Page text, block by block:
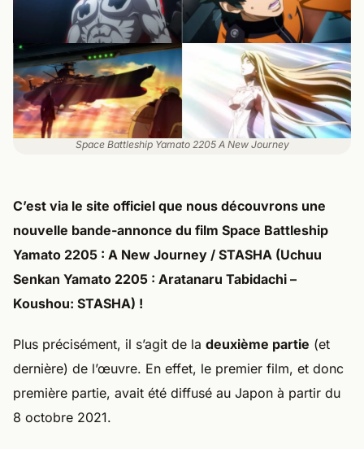
Space Battleship Yamato 2205 A New Journey
C’est via le site officiel que nous découvrons une
nouvelle bande-annonce du film Space Battleship
Yamato 2205 : A New Journey / STASHA (Uchuu
Senkan Yamato 2205 : Aratanaru Tabidachi –
Koushou: STASHA) !
Plus précisément, il s’agit de la deuxième partie (et
dernière) de l’œuvre. En effet, le premier film, et donc
première partie, avait été diffusé au Japon à partir du
8 octobre 2021.